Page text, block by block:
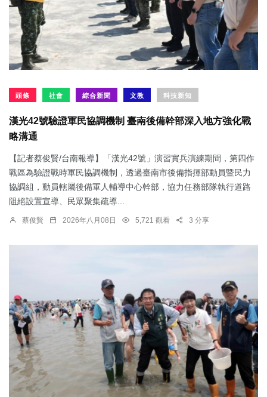
頭條 社會 綜合新聞 文教 科技新知
漢光42號驗證軍民協調機制 臺南後備幹部深入地方強化戰
略溝通
【記者蔡俊賢/台南報導】「漢光42號」演習實兵演練期間，第四作
戰區為驗證戰時軍民協調機制，透過臺南市後備指揮部動員暨民力
協調組，動員轄屬後備軍人輔導中心幹部，協力任務部隊執行道路
阻絕設置宣導、民眾聚集疏導...
蔡俊賢 2026年八月08日 5,721 觀看 3 分享